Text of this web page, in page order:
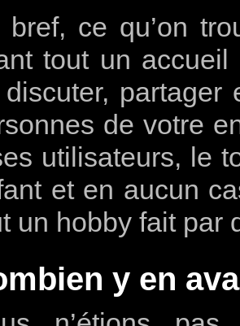
bref, ce qu’on
tout un
partager
de votre
utilisateurs, le
et en aucun
un hobby fait par
y en